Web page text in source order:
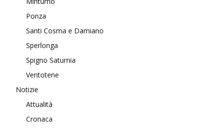
Ponza
Santi Cosma e Damiano
Sperlonga
Spigno Saturnia
Ventotene
Notizie
Attualità
Cronaca